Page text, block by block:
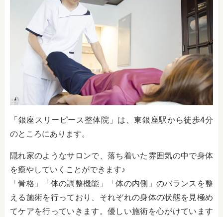
「銀座スリーピース整体院」は、東銀座駅から徒歩4分
のところにあります。
隠れ家のようなサロンで、落ち着いた雰囲気の中で身体
を癒やしていくことができます♪
「骨格」「体の調整機能」「体の内側」のバランスを整
える施術を行っており、それぞれの身体の状態を見極め
てケアを行っていきます。優しい施術を心がけています